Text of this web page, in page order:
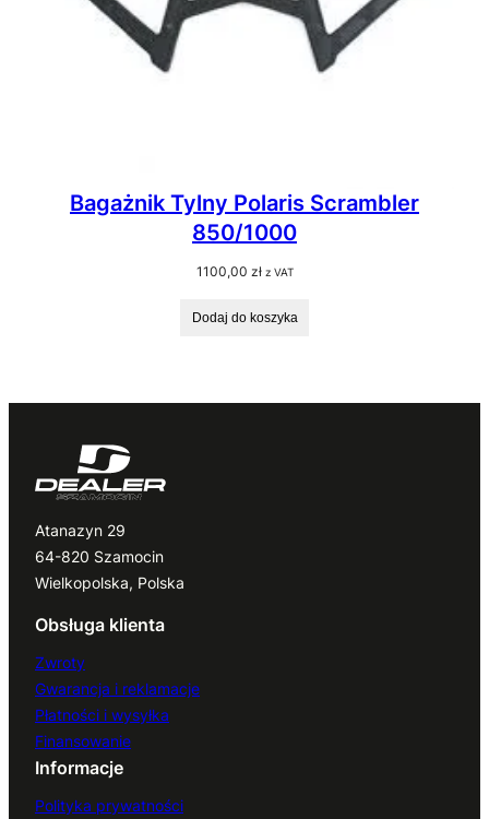
Bagażnik Tylny Polaris Scrambler
850/1000
1100,00 zł z VAT
Dodaj do koszyka
Atanazyn 29
64-820 Szamocin
Wielkopolska, Polska
Obsługa klienta
Zwroty
Gwarancja i reklamacje
Płatności i wysyłka
Finansowanie
Informacje
Polityka prywatności